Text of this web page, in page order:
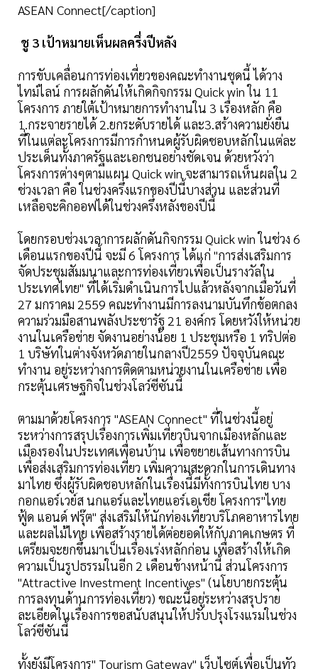
ASEAN Connect[/caption]
ชู 3 เป้าหมายเห็นผลครึ่งปีหลัง
การขับเคลื่อนการท่องเที่ยวของคณะทำงานชุดนี้ ได้วาง
ไทม์ไลน์ การผลักดันให้เกิดกิจกรรม Quick win ใน 11
โครงการ ภายใต้เป้าหมายการทำงานใน 3 เรื่องหลัก คือ
1.กระจายรายได้ 2.ยกระดับรายได้ และ3.สร้างความยั่งยืน
ที่ในแต่ละโครงการมีการกำหนดผู้รับผิดชอบหลักในแต่ละ
ประเด็นทั้งภาครัฐและเอกชนอย่างชัดเจน ด้วยหวังว่า
โครงการต่างๆตามแผน Quick win จะสามารถเห็นผลใน 2
ช่วงเวลา คือ ในช่วงครึ่งแรกของปีนี้บางส่วน และส่วนที่
เหลือจะคิกออฟได้ในช่วงครึ่งหลังของปีนี้
โดยกรอบช่วงเวลาการผลักดันกิจกรรม Quick win ในช่วง 6
เดือนแรกของปีนี้ จะมี 6 โครงการ ได้แก่ "การส่งเสริมการ
จัดประชุมสัมมนาและการท่องเที่ยวเพื่อเป็นรางวัลใน
ประเทศไทย" ที่ได้เริ่มดำเนินการไปแล้วหลังจากเมื่อวันที่
27 มกราคม 2559 คณะทำงานมีการลงนามบันทึกข้อตกลง
ความร่วมมือสานพลังประชารัฐ 21 องค์กร โดยหวังให้หน่วย
งานในเครือข่าย จัดงานอย่างน้อย 1 ประชุมหรือ 1 ทริปต่อ
1 บริษัทในต่างจังหวัดภายในกลางปี2559 ปัจจุบันคณะ
ทำงาน อยู่ระหว่างการติดตามหน่วยงานในเครือข่าย เพื่อ
กระตุ้นเศรษฐกิจในช่วงโลว์ซีซันนี้
ตามมาด้วยโครงการ "ASEAN Connect" ที่ในช่วงนี้อยู่
ระหว่างการสรุปเรื่องการเพิ่มเที่ยวบินจากเมืองหลักและ
เมืองรองในประเทศเพื่อนบ้าน เพื่อขยายเส้นทางการบิน
เพื่อส่งเสริมการท่องเที่ยว เพิ่มความสะดวกในการเดินทาง
มาไทย ซึ่งผู้รับผิดชอบหลักในเรื่องนี้มีทั้งการบินไทย บาง
กอกแอร์เวย์ส นกแอร์และไทยแอร์เอเชีย โครงการ"ไทย
ฟู้ด แอนด์ ฟรุ๊ต" ส่งเสริมให้นักท่องเที่ยวบริโภคอาหารไทย
และผลไม้ไทย เพื่อสร้างรายได้ต่อยอดให้กับภาคเกษตร ที่
เตรียมจะยกขึ้นมาเป็นเรื่องเร่งหลักก่อน เพื่อสร้างให้เกิด
ความเป็นรูปธรรมในอีก 2 เดือนข้างหน้านี้ ส่วนโครงการ
"Attractive Investment Incentives" (นโยบายกระตุ้น
การลงทุนด้านการท่องเที่ยว) ขณะนี้อยู่ระหว่างสรุปราย
ละเอียดในเรื่องการขอสนับสนุนให้ปรับปรุงโรงแรมในช่วง
โลว์ซีซันนี้
ทั้งยังมีโครงการ" Tourism Gateway" เว็บไซต์เพื่อเป็นทัว